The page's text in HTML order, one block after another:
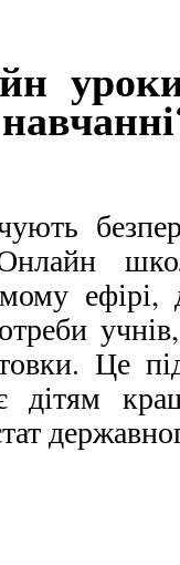
ефірі,
Це
дітям